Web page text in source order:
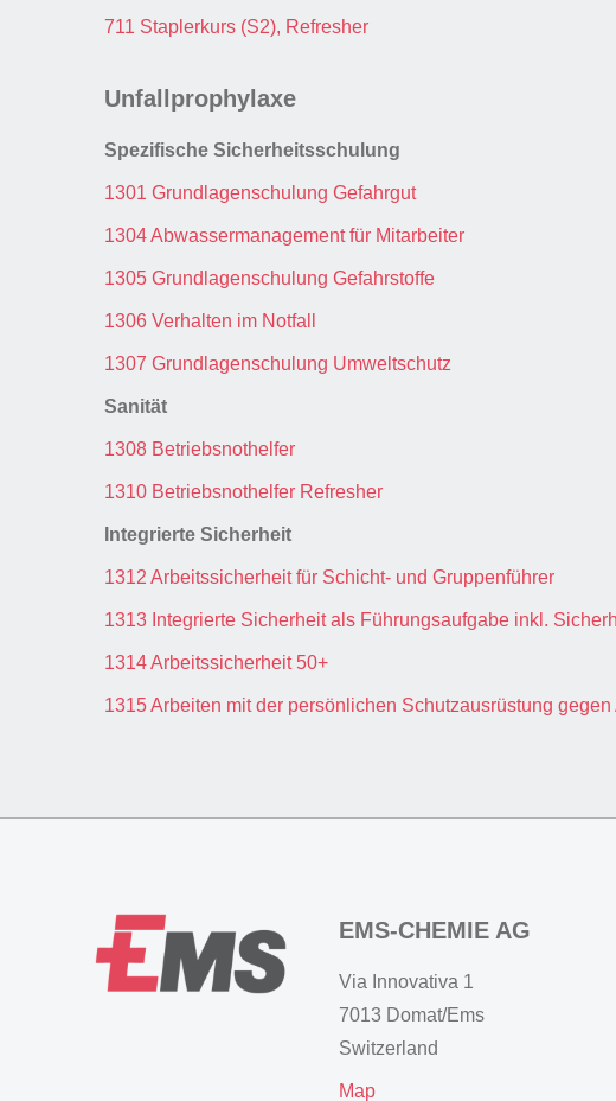
711 Staplerkurs (S2), Refresher
Unfallprophylaxe
Spezifische Sicherheitsschulung
1301 Grundlagenschulung Gefahrgut
1304 Abwassermanagement für Mitarbeiter
1305 Grundlagenschulung Gefahrstoffe
1306 Verhalten im Notfall
1307 Grundlagenschulung Umweltschutz
Sanität
1308 Betriebsnothelfer
1310 Betriebsnothelfer Refresher
Integrierte Sicherheit
1312 Arbeitssicherheit für Schicht- und Gruppenführer
1313 Integrierte Sicherheit als Führungsaufgabe inkl.
1314 Arbeitssicherheit 50+
1315 Arbeiten mit der persönlichen Schutzausrüstung
EMS-CHEMIE AG
Via Innovativa 1
7013 Domat/Ems
Switzerland
Map